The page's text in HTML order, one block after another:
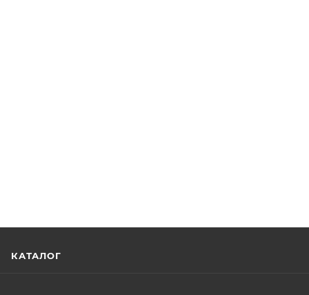
КАТАЛОГ